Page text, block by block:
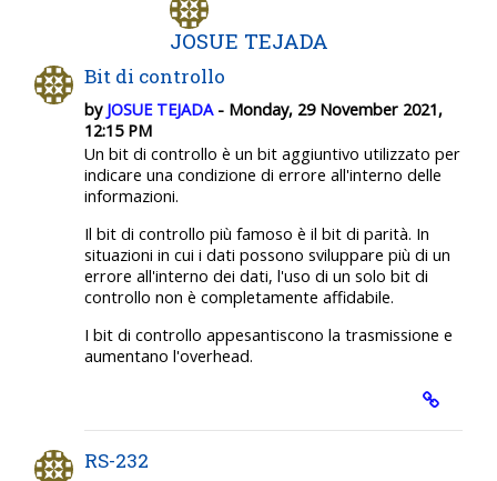
JOSUE TEJADA
Bit di controllo
by JOSUE TEJADA- Monday, 29 November 2021,
12:15 PM
Un bit di controllo è un bit aggiuntivo utilizzato per
indicare una condizione di errore all'interno delle
informazioni.
Il bit di controllo più famoso è il bit di parità. In
situazioni in cui i dati possono sviluppare più di un
errore all'interno dei dati, l'uso di un solo bit di
controllo non è completamente affidabile.
I bit di controllo appesantiscono la trasmissione e
aumentano l'overhead.
RS-232